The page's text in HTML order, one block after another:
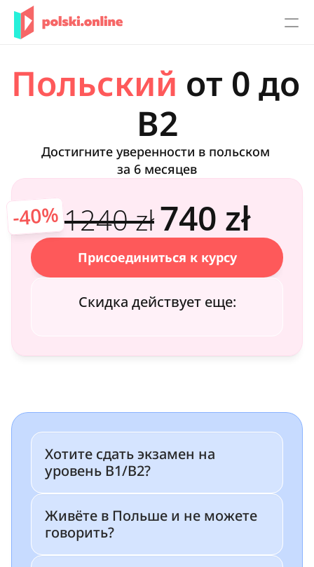
Курс польської мови для початківців
Вигідна пропозиція
Нова пропозиція
Індивідуальні уроки польської мови
Курс «Розмовна польська» для середнього рівня
Курс "Часи польської мови"
About
COMMUNITY
Events
Польский от 0 до
B2
Достигните уверенности в польском
за 6 месяцев
1240 zł740 zł
Присоединиться к курсу
Скидка действует еще:
-40%
Хотите сдать экзамен на
уровень B1/B2?
Живёте в Польше и не можете
говорить?